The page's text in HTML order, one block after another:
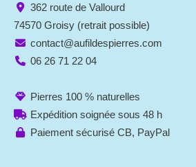
362 route de Vallourd
74570 Groisy (retrait possible)
contact@aufildespierres.com
06 26 71 22 04
Pierres 100 % naturelles
Expédition soignée sous 48 h
Paiement sécurisé CB, PayPal